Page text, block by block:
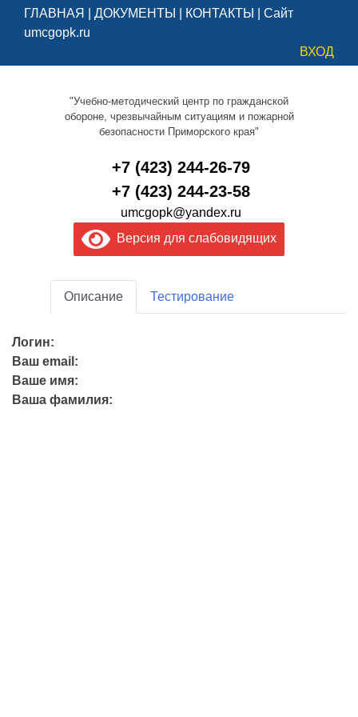
ГЛАВНАЯ ДОКУМЕНТЫ КОНТАКТЫ
Сайт
umcgopk.ru
ВХОД
"Учебно-методический центр по гражданской
обороне, чрезвычайным ситуациям и пожарной
безопасности Приморского края"
+7 (423) 244-26-79
+7 (423) 244-23-58
umcgopk@yandex.ru
Версия для слабовидящих
Описание Тестирование
Логин:
Ваш email:
Ваше имя:
Ваша фамилия: